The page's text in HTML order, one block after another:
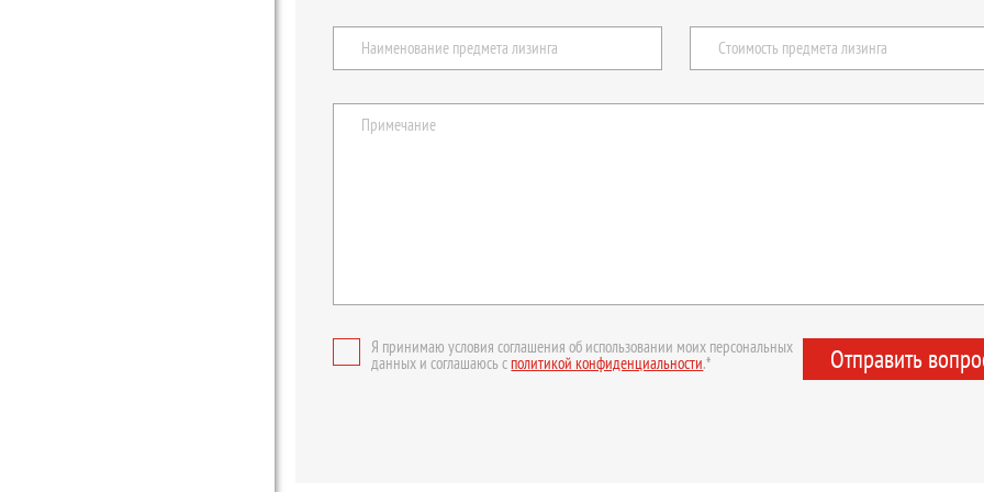
Я принимаю условия соглашения об использовании моих персональных
данных и соглашаюсь сполитикой конфиденциальности.* Отправить